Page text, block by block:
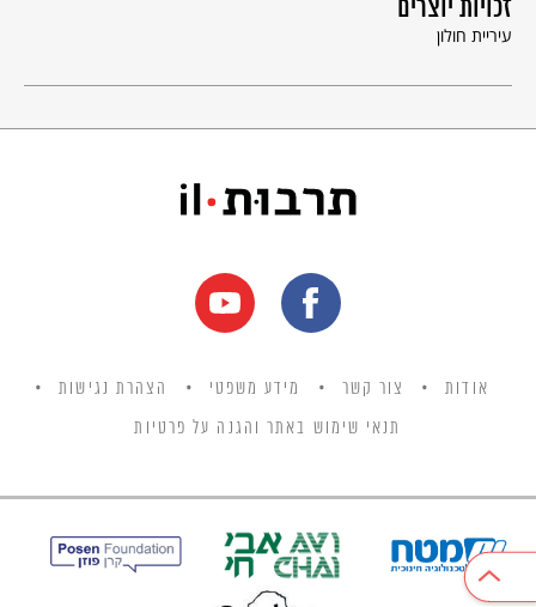
זכויות יוצרים
עיריית חולון
אודות צור קשר מידע משפטי הצהרת נגישות
תנאי שימוש באתר והגנה על פרטיות